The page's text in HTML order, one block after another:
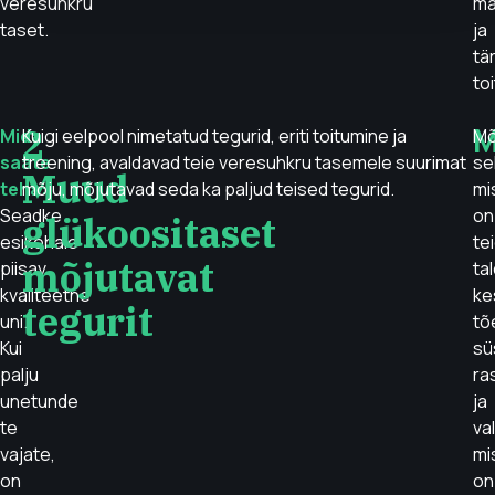
taset.
ja
Mida
saate
teha:
Seadke
esikohale
piisav
kvaliteetne
uni.
Kui
palju
unetunde
te
vajate,
on
2
Muud
glükoositaset
mõjutavat
tegurit
Kuigi eelpool nimetatud tegurid, eriti toitumine ja
treening, avaldavad teie veresuhkru tasemele suurimat
mõju, mõjutavad seda ka paljud teised tegurid.
on
ja
on